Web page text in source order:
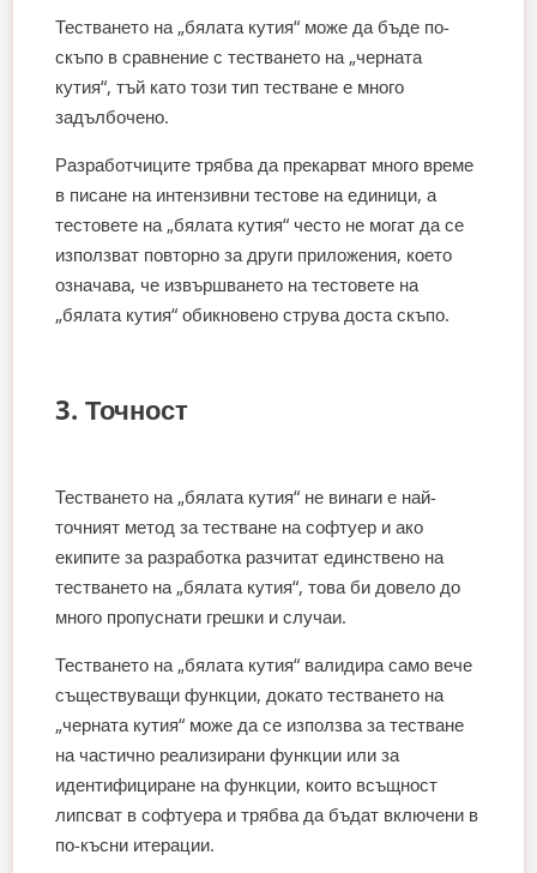
Тестването на „бялата кутия“ може да бъде по-
скъпо в сравнение с тестването на „черната
кутия“, тъй като този тип тестване е много
задълбочено.
Разработчиците трябва да прекарват много време
в писане на интензивни тестове на единици, а
тестовете на „бялата кутия“ често не могат да се
използват повторно за други приложения, което
означава, че извършването на тестовете на
„бялата кутия“ обикновено струва доста скъпо.
3. Точност
Тестването на „бялата кутия“ не винаги е най-
точният метод за тестване на софтуер и ако
екипите за разработка разчитат единствено на
тестването на „бялата кутия“, това би довело до
много пропуснати грешки и случаи.
Тестването на „бялата кутия“ валидира само вече
съществуващи функции, докато тестването на
„черната кутия“ може да се използва за тестване
на частично реализирани функции или за
идентифициране на функции, които всъщност
липсват в софтуера и трябва да бъдат включени в
по-късни итерации.